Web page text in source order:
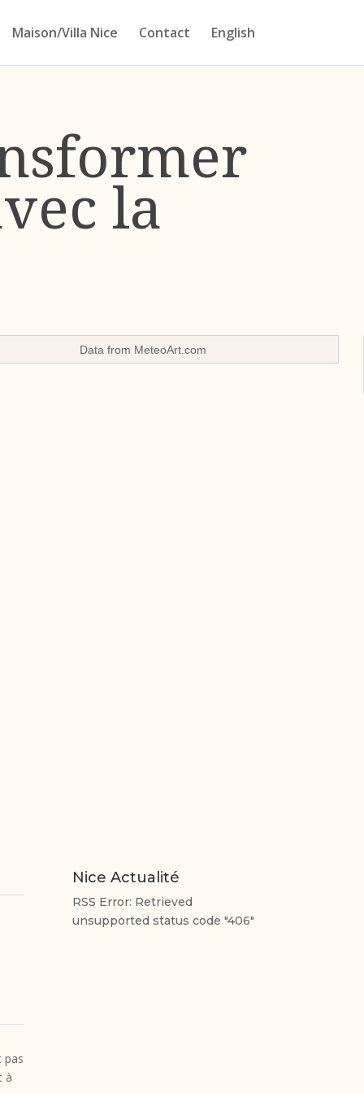
Maison/Villa Nice Contact English
la
Data from MeteoArt.com
pas
à
Nice Actualité
RSS Error: Retrieved
unsupported status code "406"